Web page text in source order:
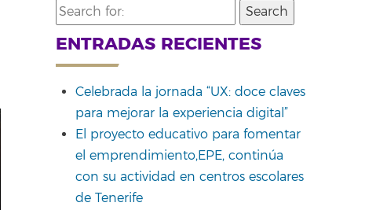
Search
for:
ENTRADAS RECIENTES
Celebrada la jornada “UX: doce claves
para mejorar la experiencia digital”
El proyecto educativo para fomentar
el emprendimiento,EPE, continúa
con su actividad en centros escolares
de Tenerife